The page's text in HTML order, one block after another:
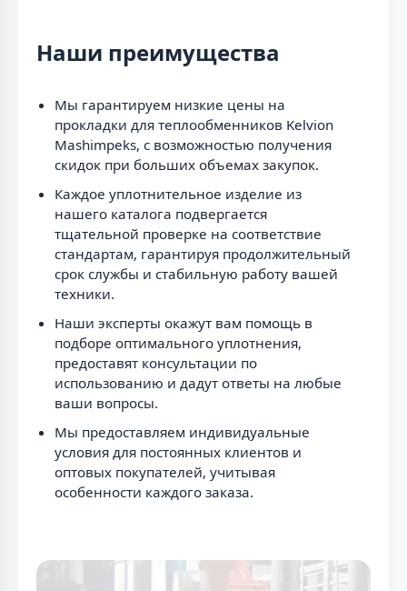
Наши преимущества
Мы гарантируем низкие цены на
прокладки для теплообменников Kelvion
Mashimpeks, с возможностью получения
скидок при больших объемах закупок.
Каждое уплотнительное изделие из
нашего каталога подвергается
тщательной проверке на соответствие
стандартам, гарантируя продолжительный
срок службы и стабильную работу вашей
техники.
Наши эксперты окажут вам помощь в
подборе оптимального уплотнения,
предоставят консультации по
использованию и дадут ответы на любые
ваши вопросы.
Мы предоставляем индивидуальные
условия для постоянных клиентов и
оптовых покупателей, учитывая
особенности каждого заказа.